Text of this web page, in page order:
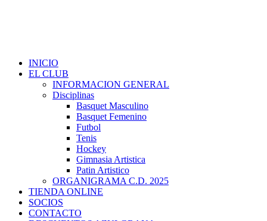
INICIO
EL CLUB
INFORMACION GENERAL
Disciplinas
Basquet Masculino
Basquet Femenino
Futbol
Tenis
Hockey
Gimnasia Artistica
Patin Artistico
ORGANIGRAMA C.D. 2025
TIENDA ONLINE
SOCIOS
CONTACTO